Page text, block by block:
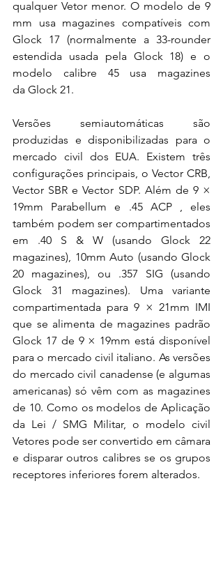
qualquer Vetor menor. O modelo de 9
mm usa magazines compatíveis com
Glock 17 (normalmente a 33-rounder
estendida usada pela Glock 18) e o
modelo calibre 45 usa magazines
da Glock 21.
Versões semiautomáticas são
produzidas e disponibilizadas para o
mercado civil dos EUA. Existem três
configurações principais, o Vector CRB,
Vector SBR e Vector SDP. Além de 9 ×
19mm Parabellum e .45 ACP , eles
também podem ser compartimentados
em .40 S & W (usando Glock 22
magazines), 10mm Auto (usando Glock
20 magazines), ou .357 SIG (usando
Glock 31 magazines). Uma variante
compartimentada para 9 × 21mm IMI
que se alimenta de magazines padrão
Glock 17 de 9 × 19mm está disponível
para o mercado civil italiano. As versões
do mercado civil canadense (e algumas
americanas) só vêm com as magazines
de 10. Como os modelos de Aplicação
da Lei / SMG Militar, o modelo civil
Vetores pode ser convertido em câmara
e disparar outros calibres se os grupos
receptores inferiores forem alterados.